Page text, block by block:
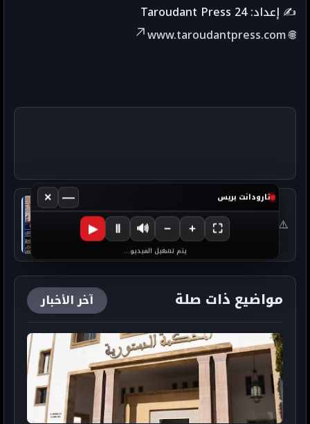
✍️ إعداد: Taroudant Press 24
🌐
www.taroudantpress.com
⚠️ تحقيقات تكشف خلفيات احتجاجات
تلاميذ ثانوية المهدي بن بركة
بأوزيوة
مواضيع ذات صلة آخر الأخبار
تارودانت بريس —
×
▶ Ⅱ 🔊 − + ⛶
يتم تشغيل الفيديو...